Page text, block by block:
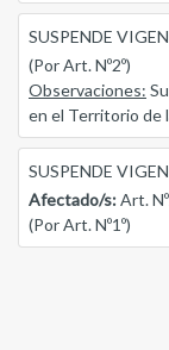
SUSPENDE
(Por Art. Nº2º)
Observaciones:
en el Territorio de
SUSPENDE
Afectado/s:Art.
(Por Art. Nº1º)